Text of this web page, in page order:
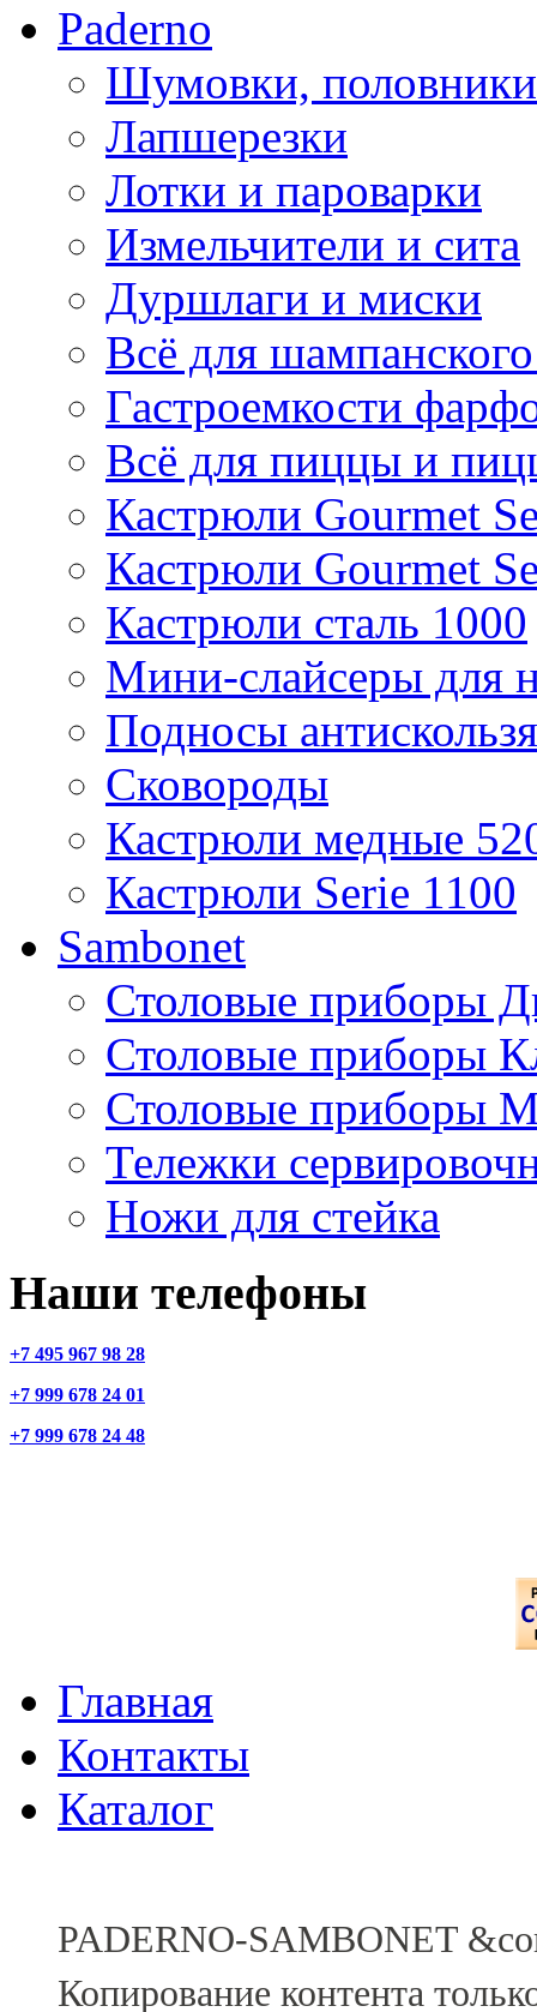
Paderno
Шумовки, половники
Лапшерезки
Лотки и пароварки
Измельчители и сита
Дуршлаги и миски
Всё для
Гастроемкости
Всё для пиццы и
Кастрюли Gourmet
Кастрюли Gourmet
Кастрюли сталь 1000
Мини-слайсеры для
Подносы
Сковороды
Кастрюли медные
Кастрюли Serie 1100
Sambonet
Столовые приборы
Столовые приборы
Столовые приборы
Тележки
Ножи для стейка
Наши телефоны
+7 495 967 98 28
+7 999 678 24 01
+7 999 678 24 48
Главная
Контакты
Каталог
PADERNO-SAMBONET
Копирование контента